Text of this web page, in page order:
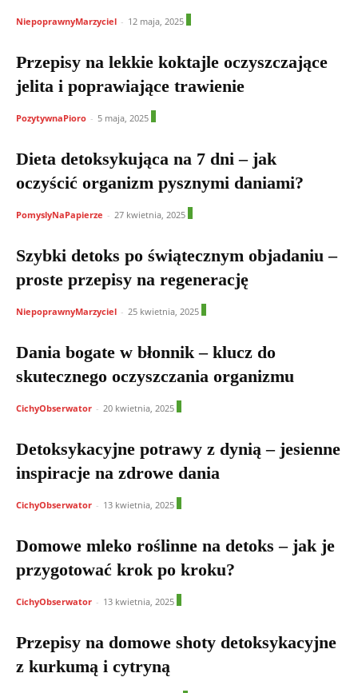
NiepoprawnyMarzyciel - 12 maja, 2025
Przepisy na lekkie koktajle oczyszczające
jelita i poprawiające trawienie
PozytywnaPioro - 5 maja, 2025
Dieta detoksykująca na 7 dni – jak
oczyścić organizm pysznymi daniami?
PomyslyNaPapierze - 27 kwietnia, 2025
Szybki detoks po świątecznym objadaniu –
proste przepisy na regenerację
NiepoprawnyMarzyciel - 25 kwietnia, 2025
Dania bogate w błonnik – klucz do
skutecznego oczyszczania organizmu
CichyObserwator - 20 kwietnia, 2025
Detoksykacyjne potrawy z dynią – jesienne
inspiracje na zdrowe dania
CichyObserwator - 13 kwietnia, 2025
Domowe mleko roślinne na detoks – jak je
przygotować krok po kroku?
CichyObserwator - 13 kwietnia, 2025
Przepisy na domowe shoty detoksykacyjne
z kurkumą i cytryną